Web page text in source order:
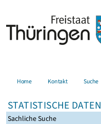
Home Kontakt Suche
STATISTISCHE DATEN
Sachliche Suche